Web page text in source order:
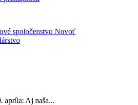
spoločenstvo Novoť
apríla: Aj naša...